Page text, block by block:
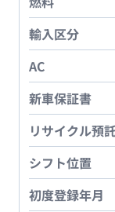
輸入区分
AC
新車保証書
リサイクル預
シフト位置
初度登録年月